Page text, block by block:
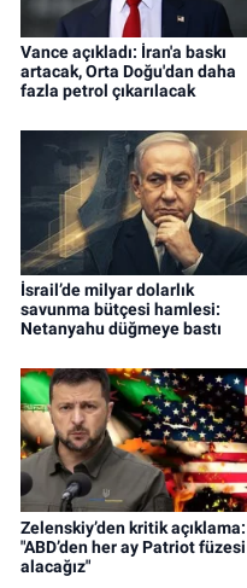
Vance açıkladı: İran'a baskı
artacak, Orta Doğu'dan daha
fazla petrol çıkarılacak
İsrail’de milyar dolarlık
savunma bütçesi hamlesi:
Netanyahu düğmeye bastı
Zelenskiy’den kritik açıklama:
"ABD’den her ay Patriot füzesi
alacağız"